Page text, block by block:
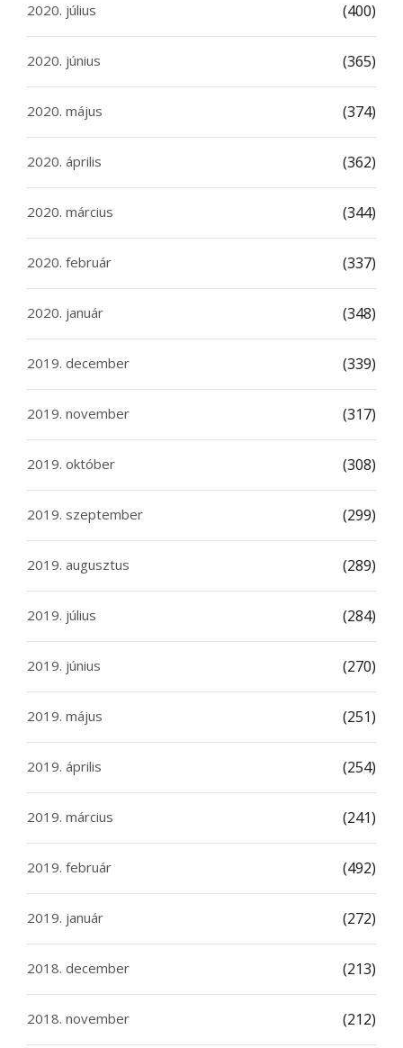
2020. július (400)
2020. június (365)
2020. május (374)
2020. április (362)
2020. március (344)
2020. február (337)
2020. január (348)
2019. december (339)
2019. november (317)
2019. október (308)
2019. szeptember (299)
2019. augusztus (289)
2019. július (284)
2019. június (270)
2019. május (251)
2019. április (254)
2019. március (241)
2019. február (492)
2019. január (272)
2018. december (213)
2018. november (212)